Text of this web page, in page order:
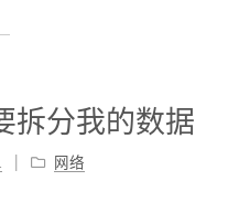
拆分我的数据
网络